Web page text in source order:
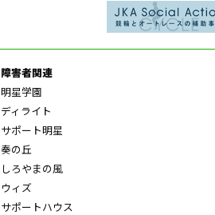
障害者関連
明星学園
ディライト
サポート明星
奏の丘
しろやまの風
ウィズ
サポートハウス